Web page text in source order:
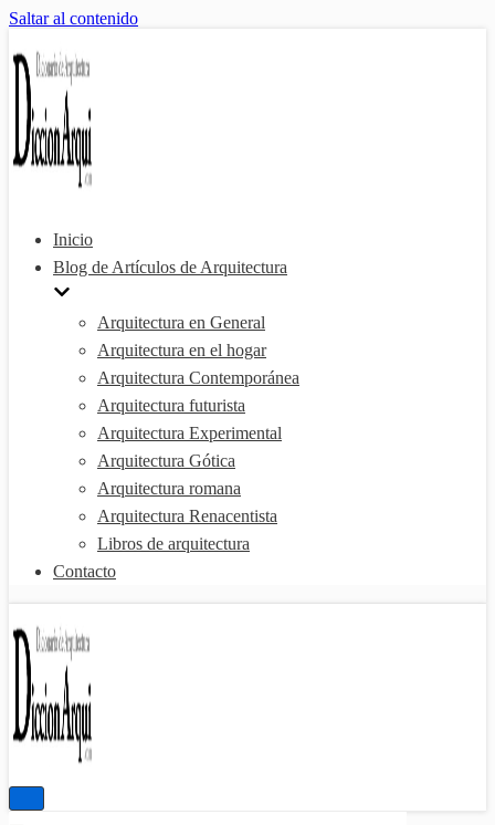
Saltar al contenido
Inicio
Blog de Artículos de Arquitectura
Arquitectura en General
Arquitectura en el hogar
Arquitectura Contemporánea
Arquitectura futurista
Arquitectura Experimental
Arquitectura Gótica
Arquitectura romana
Arquitectura Renacentista
Libros de arquitectura
Contacto
Menú